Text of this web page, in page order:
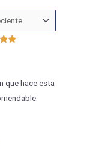
que hace esta